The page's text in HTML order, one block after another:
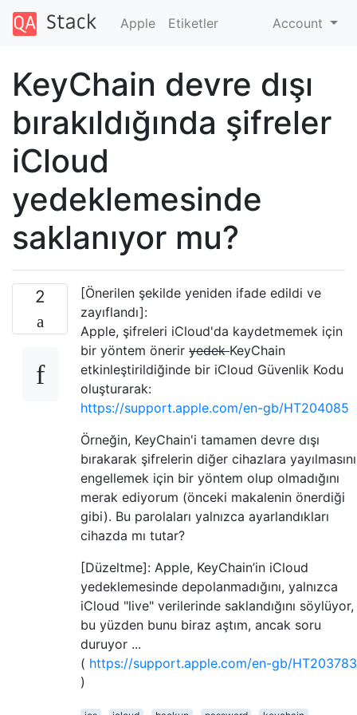
Apple Etiketler Account
KeyChain devre dışı
bırakıldığında şifreler
iCloud
yedeklemesinde
saklanıyor mu?
2
[Önerilen şekilde yeniden ifade edildi ve
zayıflandı]:
Apple, şifreleri iCloud'da kaydetmemek için
bir yöntem önerir yedekKeyChain
etkinleştirildiğinde bir iCloud Güvenlik Kodu
oluşturarak:
https://support.apple.com/en-gb/HT204085
Örneğin, KeyChain'i tamamen devre dışı
bırakarak şifrelerin diğer cihazlara yayılmasını
engellemek için bir yöntem olup olmadığını
merak ediyorum (önceki makalenin önerdiği
gibi). Bu parolaları yalnızca ayarlandıkları
cihazda mı tutar?
[Düzeltme]: Apple, KeyChain’in iCloud
yedeklemesinde depolanmadığını, yalnızca
iCloud "live" verilerinde saklandığını söylüyor,
bu yüzden bunu biraz aştım, ancak soru
duruyor ...
( https://support.apple.com/en-gb/HT203783
)